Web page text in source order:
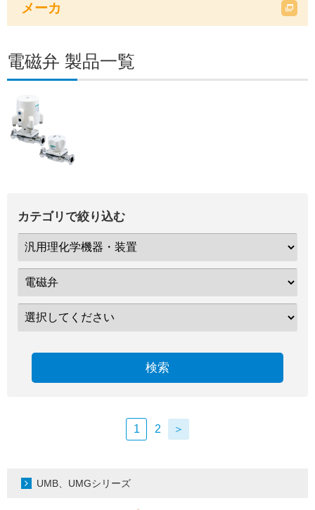
メーカ
電磁弁 製品一覧
カテゴリで絞り込む
検索
1 2 ＞
UMB、UMGシリーズ